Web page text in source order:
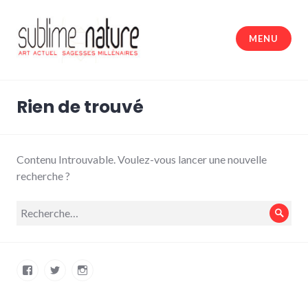
contenu
principal
MENU
Rien de trouvé
Contenu Introuvable. Voulez-vous lancer une nouvelle
recherche ?
Recherche
FacebookTwitterInstagram